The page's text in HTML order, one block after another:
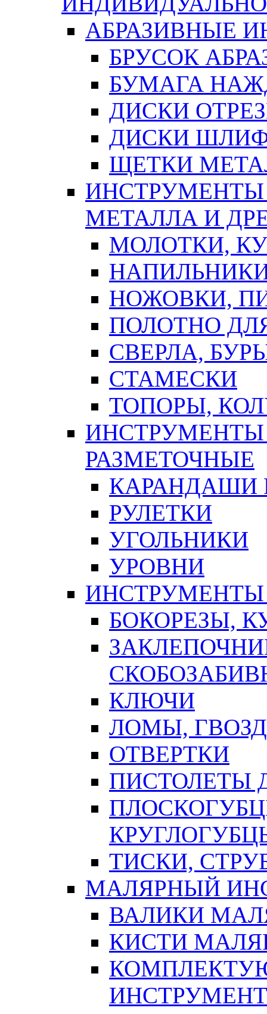
АБРАЗИВНЫЕ
БРУСОК
БУМАГА
ДИСКИ
ДИСКИ
ЩЕТКИ
ИНСТРУМЕНТЫ
МЕТАЛЛА И
МОЛОТКИ,
НОЖОВКИ,
ПОЛОТНО
СВЕРЛА,
СТАМЕСКИ
ТОПОРЫ,
ИНСТРУМЕНТЫ
РАЗМЕТОЧНЫЕ
КАРАНДАШИ
РУЛЕТКИ
УГОЛЬНИКИ
УРОВНИ
БОКОРЕЗЫ,
КЛЮЧИ
ЛОМЫ,
ОТВЕРТКИ
ПИСТОЛЕТЫ
ТИСКИ,
МАЛЯРНЫЙ
ВАЛИКИ
КИСТИ